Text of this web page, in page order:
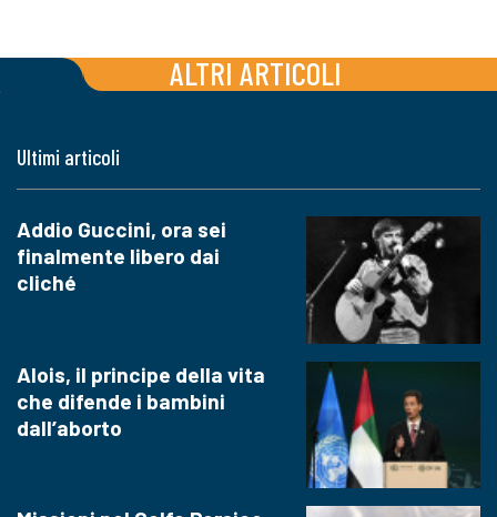
ALTRI ARTICOLI
Ultimi articoli
Addio Guccini, ora sei
finalmente libero dai
cliché
Alois, il principe della vita
che difende i bambini
dall’aborto